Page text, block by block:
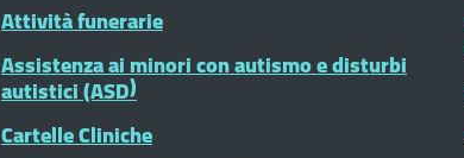
Attività funerarie
Assistenza ai minori con autismo e disturbi
autistici (ASD)
Cartelle Cliniche